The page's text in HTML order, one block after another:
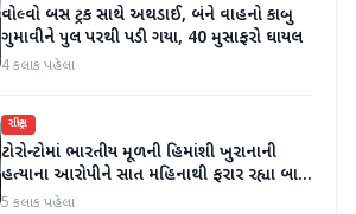
વોલ્વો બસ ટ્રક સાથે અથડાઈ, બંને વાહનો કાબુ
ગુમાવીને પુલ પરથી પડી ગયા, 40 મુસાફરો ઘાયલ
4 કલાક પહેલા
રાષ્ટ્રીય
ટોરોન્ટોમાં ભારતીય મૂળની હિમાંશી ખુરાનાની
હત્યાના આરોપીને સાત મહિનાથી ફરાર રહ્યા બાદ
ધરપકડ કરવામાં આવી
5 કલાક પહેલા